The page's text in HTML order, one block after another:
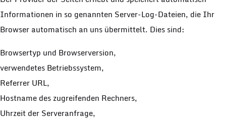
Informationen in so genannten Server-Log-Dateien, die Ihr
Browser automatisch an uns übermittelt. Dies sind:
Browsertyp und Browserversion,
verwendetes Betriebssystem,
Referrer URL,
Hostname des zugreifenden Rechners,
Uhrzeit der Serveranfrage,